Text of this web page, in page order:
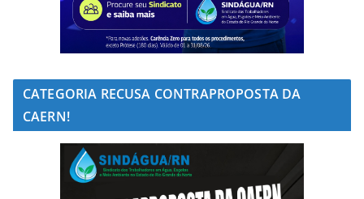
CATEGORIA RECUSA CONTRAPROPOSTA DA
CAERN!